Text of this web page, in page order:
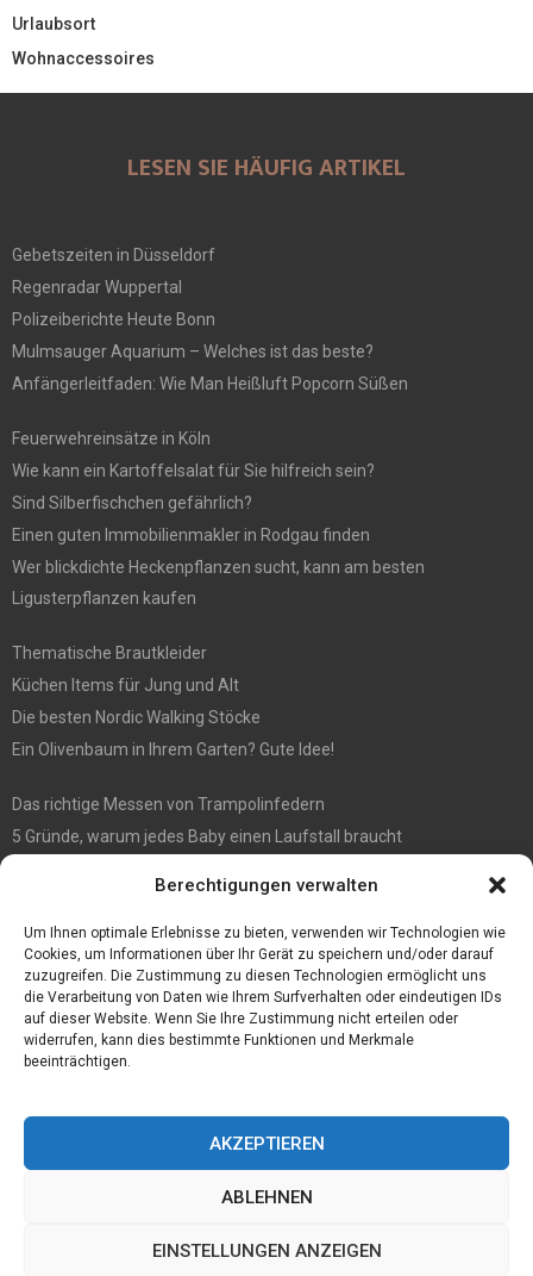
Berechtigungen verwalten
Um Ihnen optimale Erlebnisse zu bieten, verwenden wir Technologien wie
Cookies, um Informationen über Ihr Gerät zu speichern und/oder darauf
zuzugreifen. Die Zustimmung zu diesen Technologien ermöglicht uns
die Verarbeitung von Daten wie Ihrem Surfverhalten oder eindeutigen IDs
auf dieser Website. Wenn Sie Ihre Zustimmung nicht erteilen oder
widerrufen, kann dies bestimmte Funktionen und Merkmale
beeinträchtigen.
AKZEPTIEREN
ABLEHNEN
EINSTELLUNGEN ANZEIGEN
Urlaubsort
Wohnaccessoires
LESEN SIE HÄUFIG ARTIKEL
Gebetszeiten in Düsseldorf
Regenradar Wuppertal
Polizeiberichte Heute Bonn
Mulmsauger Aquarium – Welches ist das beste?
Anfängerleitfaden: Wie Man Heißluft Popcorn Süßen
Feuerwehreinsätze in Köln
Wie kann ein Kartoffelsalat für Sie hilfreich sein?
Sind Silberfischchen gefährlich?
Einen guten Immobilienmakler in Rodgau finden
Wer blickdichte Heckenpflanzen sucht, kann am besten
Ligusterpflanzen kaufen
Thematische Brautkleider
Küchen Items für Jung und Alt
Die besten Nordic Walking Stöcke
Ein Olivenbaum in Ihrem Garten? Gute Idee!
Das richtige Messen von Trampolinfedern
5 Gründe, warum jedes Baby einen Laufstall braucht
Die automatisierte Sackentleerung bringt zahlreiche Vorteile mit
sich